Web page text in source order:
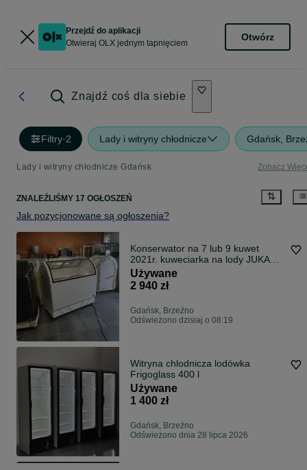
Przejdź do aplikacji
Otwieraj OLX jednym tapnięciem
Otwórz
Znajdź coś dla siebie
Filtry·2 Lady i witryny chłodnicze Gdańsk,
Lady i witryny chłodnicze Gdańsk Zobacz
ZNALEŹLIŚMY 17 OGŁOSZEŃ
Jak pozycjonowane są ogłoszenia?
Konserwator na 7 lub 9 kuwet
2021r. kuweciarka na lody JUKA
M400Q zamrażarka witryna
DOSTAWA do lodów gałkowych
Używane
2 940 zł
Gdańsk, Brzeźno
Odświeżono dzisiaj o 08:19
Witryna chlodnicza lodówka
Frigoglass 400 l
Używane
1 400 zł
Gdańsk, Brzeźno
Odświeżono dnia 28 lipca 2026